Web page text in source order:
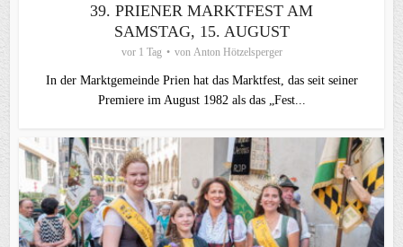
39. PRIENER MARKTFEST AM
SAMSTAG, 15. AUGUST
vor 1 Tag von Anton Hötzelsperger
In der Marktgemeinde Prien hat das Marktfest, das seit seiner
Premiere im August 1982 als das „Fest...